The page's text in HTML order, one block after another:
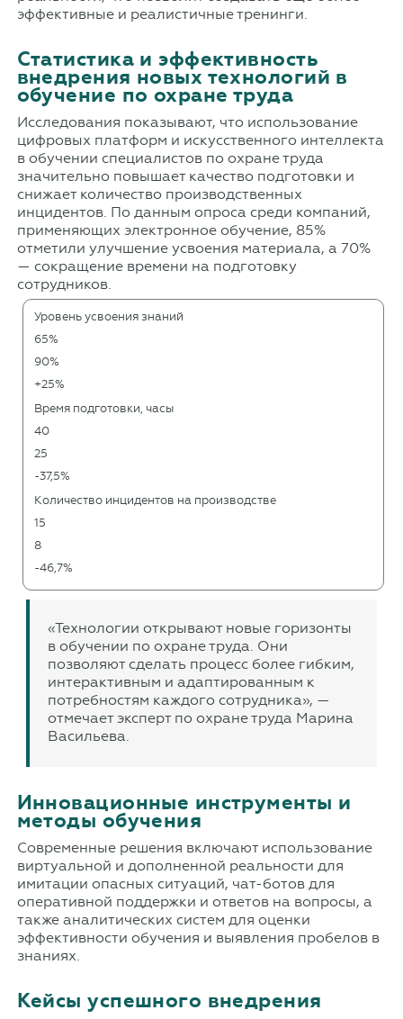
эффективные и реалистичные тренинги.
Статистика и эффективность
внедрения новых технологий в
обучение по охране труда
Исследования показывают, что использование
цифровых платформ и искусственного интеллекта
в обучении специалистов по охране труда
значительно повышает качество подготовки и
снижает количество производственных
инцидентов. По данным опроса среди компаний,
применяющих электронное обучение, 85%
отметили улучшение усвоения материала, а 70%
— сокращение времени на подготовку
сотрудников.
Уровень усвоения знаний
65%
90%
+25%
Время подготовки, часы
40
25
-37,5%
Количество инцидентов на производстве
15
8
-46,7%
«Технологии открывают новые горизонты
в обучении по охране труда. Они
позволяют сделать процесс более гибким,
интерактивным и адаптированным к
потребностям каждого сотрудника», —
отмечает эксперт по охране труда Марина
Васильева.
Инновационные инструменты и
методы обучения
Современные решения включают использование
виртуальной и дополненной реальности для
имитации опасных ситуаций, чат-ботов для
оперативной поддержки и ответов на вопросы, а
также аналитических систем для оценки
эффективности обучения и выявления пробелов в
знаниях.
Кейсы успешного внедрения